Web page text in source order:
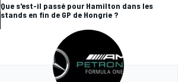
Que s'est-il passé pour Hamilton dans les
stands en fin de GP de Hongrie ?